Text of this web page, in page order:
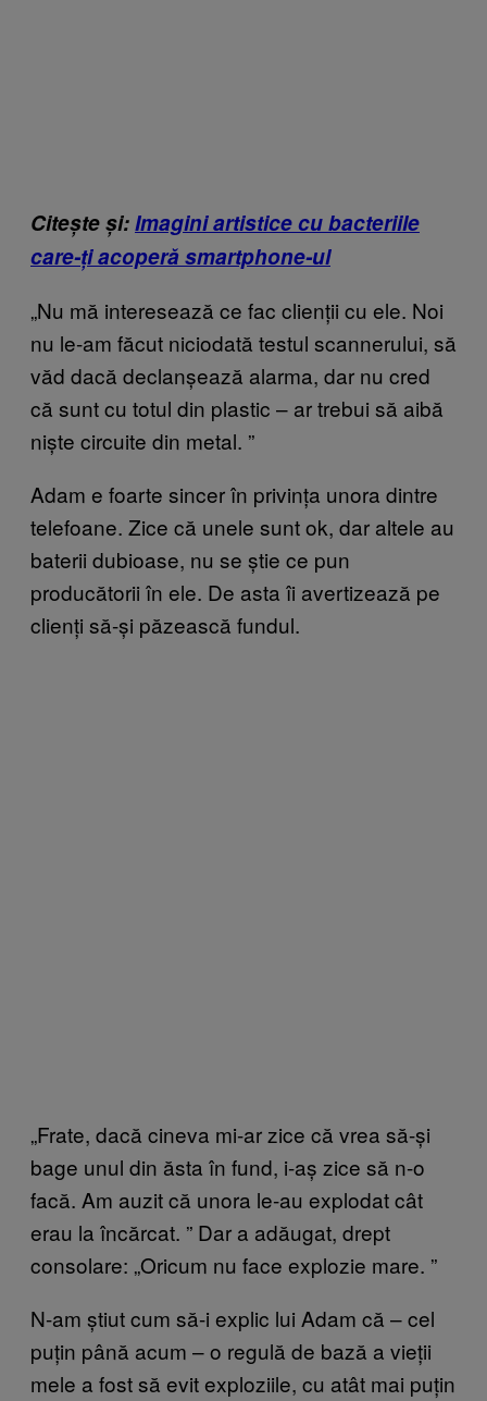
Citește și:Imagini artistice cu bacteriile
care-ți acoperă smartphone-ul
„Nu mă interesează ce fac clienții cu ele. Noi
nu le-am făcut niciodată testul scannerului, să
văd dacă declanșează alarma, dar nu cred
că sunt cu totul din plastic – ar trebui să aibă
niște circuite din metal. ”
Adam e foarte sincerîn privința unora dintre
telefoane. Zice că unele sunt ok, dar altele au
baterii dubioase, nu se știe ce pun
producătorii în ele. De asta îi avertizează pe
clienți să-și păzească fundul.
„Frate, dacă cineva mi-ar zice că vrea să-și
bage unul din ăsta în fund, i-aș zice să n-o
facă. Am auzit că unora le-au explodat cât
erau la încărcat. ” Dar a adăugat, drept
consolare: „Oricum nu face explozie mare. ”
N-am știut cum să-i explic lui Adam că – cel
puțin până acum – o regulă de bază a vieții
mele a fost să evit exploziile, cu atât mai puțin